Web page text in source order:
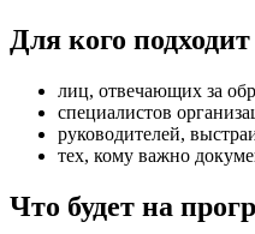
Для кого
лиц, отвечающих за
специалистов
руководителей,
тех, кому важно
Что будет на